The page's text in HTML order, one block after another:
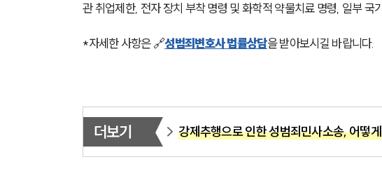
관 취업제한, 전자 장치 부착 명령 및 화학적 약물치료 명령, 일부
*자세한 사항은 🔗성범죄변호사 법률상담을 받아보시길 바랍니다.
더보기 강제추행으로 인한 성범죄민사소송, 어떻